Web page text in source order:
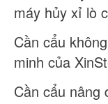
máy hủy xỉ lò
Cần cẩu
minh của
Cần cẩu nâng